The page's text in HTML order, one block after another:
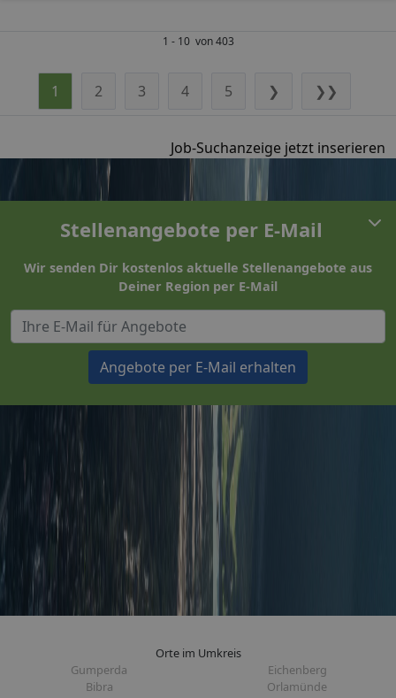
1 - 10 von 403
1 2 3 4 5 ❯ ❯❯
Job-Suchanzeige jetzt inserieren
Stellenangebote per E-Mail
Wir senden Dir kostenlos aktuelle Stellenangebote aus
Deiner Region per E-Mail
Angebote per E-Mail erhalten
Orte im Umkreis
Gumperda
Eichenberg
Bibra
Orlamünde